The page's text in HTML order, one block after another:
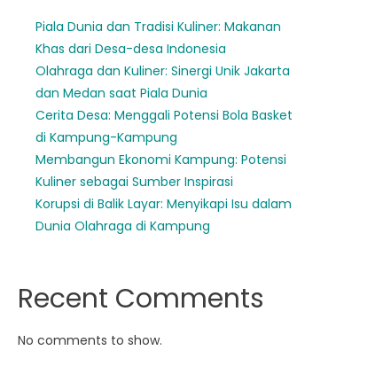
Piala Dunia dan Tradisi Kuliner: Makanan
Khas dari Desa-desa Indonesia
Olahraga dan Kuliner: Sinergi Unik Jakarta
dan Medan saat Piala Dunia
Cerita Desa: Menggali Potensi Bola Basket
di Kampung-Kampung
Membangun Ekonomi Kampung: Potensi
Kuliner sebagai Sumber Inspirasi
Korupsi di Balik Layar: Menyikapi Isu dalam
Dunia Olahraga di Kampung
Recent Comments
No comments to show.